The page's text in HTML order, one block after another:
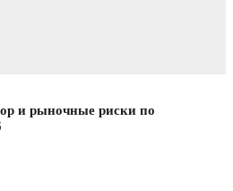
и рыночные риски по